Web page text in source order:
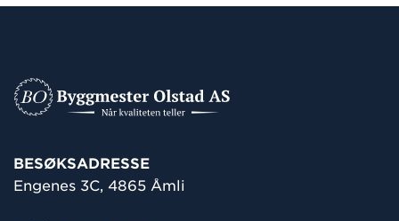
BESØKSADRESSE
Engenes 3C, 4865 Åmli